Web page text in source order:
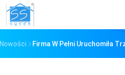
Nowości Firma W Pełni Uruchomiła